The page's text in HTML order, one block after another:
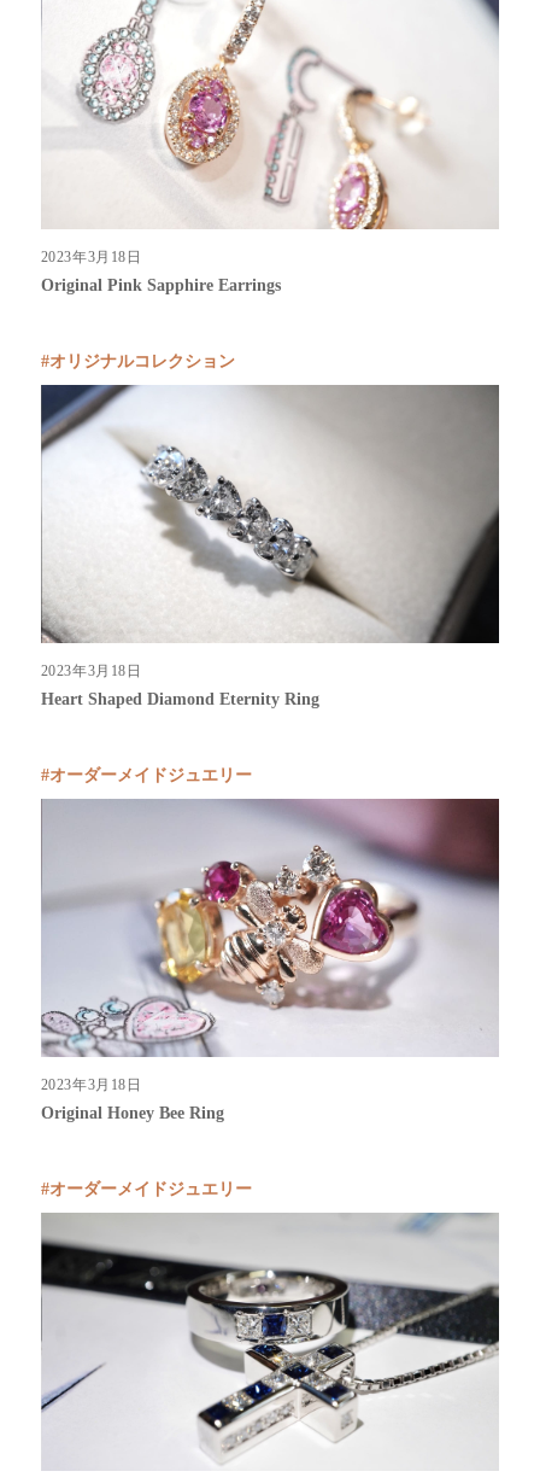
2023年3月18日
Original Pink Sapphire Earrings
オリジナルコレクション
2023年3月18日
Heart Shaped Diamond Eternity Ring
オーダーメイドジュエリー
2023年3月18日
Original Honey Bee Ring
オーダーメイドジュエリー